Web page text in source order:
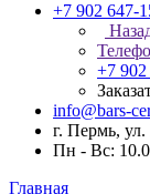
+7 902 647-
+7
info@bars-
г. Пермь,
Пн - Вс:
Главная